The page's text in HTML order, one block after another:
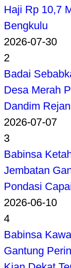
Haji Rp 10,7
Bengkulu
2026-07-30
2
Badai
Desa Merah
Dandim
2026-07-07
3
Babinsa
Jembatan
Pondasi
2026-06-10
4
Babinsa
Gantung